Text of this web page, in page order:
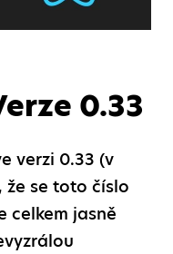
0.33
verzi 0.33 (v
že se toto číslo
celkem jasně